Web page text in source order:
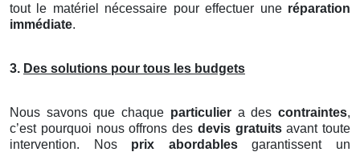
tout le matériel nécessaire pour effectuer une réparation
immédiate.
3. Des solutions pour tous les budgets
Nous savons que chaque particuliera descontraintes,
c’est pourquoi nous offrons des devis gratuitsavant toute
intervention. Nos prix abordablesgarantissent un